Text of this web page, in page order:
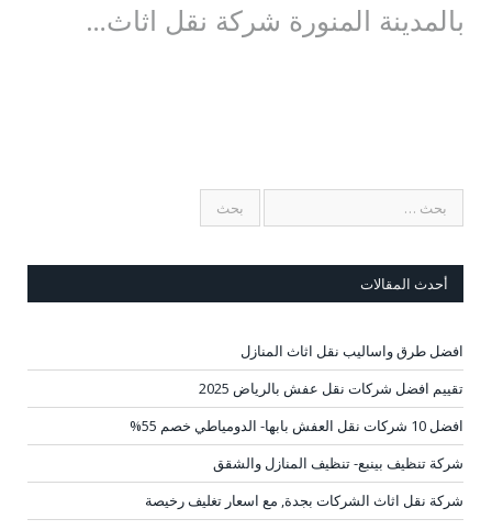
بالمدينة المنورة شركة نقل اثاث…
أحدث المقالات
افضل طرق واساليب نقل اثاث المنازل
تقييم افضل شركات نقل عفش بالرياض 2025
افضل 10 شركات نقل العفش بابها- الدومياطي خصم 55%
شركة تنظيف بينبع- تنظيف المنازل والشقق
شركة نقل اثاث الشركات بجدة, مع اسعار تغليف رخيصة